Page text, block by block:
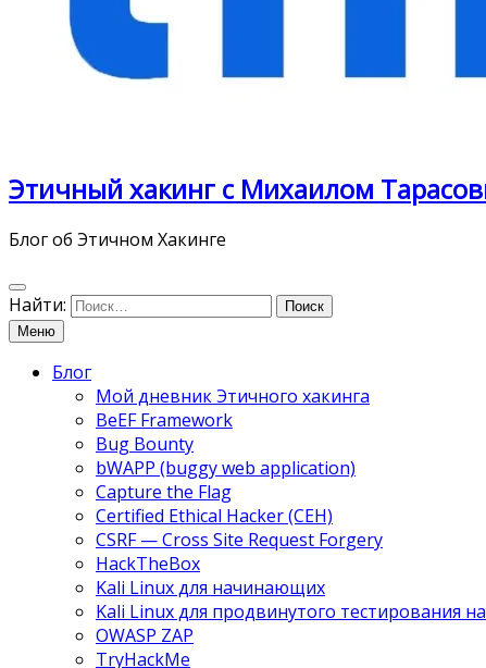
Этичный хакинг с Михаилом
Блог об Этичном Хакинге
Найти:
Меню
Блог
Мой дневник Этичного хакинга
BeEF Framework
Bug Bounty
bWAPP (buggy web application)
Capture the Flag
Certified Ethical Hacker (CEH)
CSRF — Cross Site Request Forgery
HackTheBox
Kali Linux для начинающих
Kali Linux для продвинутого тестирования
OWASP ZAP
TryHackMe